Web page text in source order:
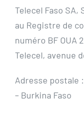
Telecel Faso
au Registre de
numéro BF OUA
Telecel, avenue
Adresse postale :
– Burkina Faso